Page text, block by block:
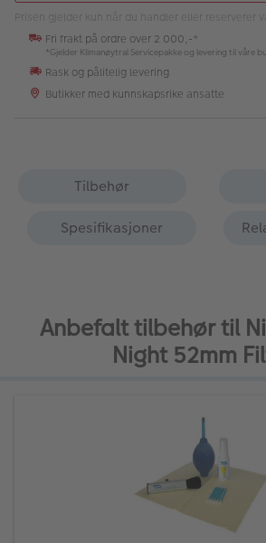
Butikkoversikt
Prisen gjelder kun når du handler eller reserverer
Fri frakt på ordre over 2 000,-*
*Gjelder Klimanøytral Servicepakke og levering til våre
Rask og pålitelig levering
Butikker med kunnskapsrike ansatte
Tilbehør
Spesifikasjoner
Anbefalt tilbehør til
Night 52mm